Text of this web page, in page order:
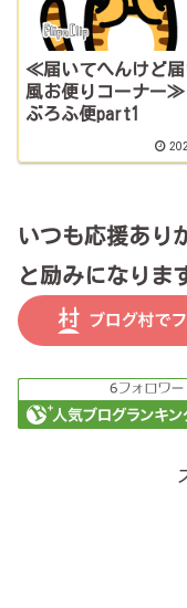
≪届いてへんけど届
風お便りコーナー
ぶろふ便part1
いつも応援あり
と励みになりま